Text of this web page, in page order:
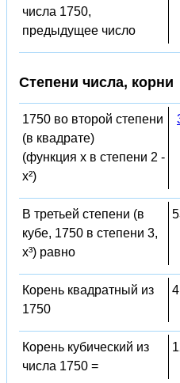
числа 1750,
предыдущее число
Степени числа, корни
1750 во второй степени
(в квадрате)
(функция x в степени 2 -
x²)
В третьей степени (в
кубе, 1750 в степени 3,
x³) равно
Корень квадратный из
1750
Корень кубический из
числа 1750 =